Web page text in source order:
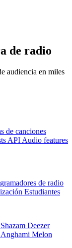
de radio
audiencia en miles
de canciones
API Audio features
de radio
Estudiantes
Shazam Deezer
Anghami Melon